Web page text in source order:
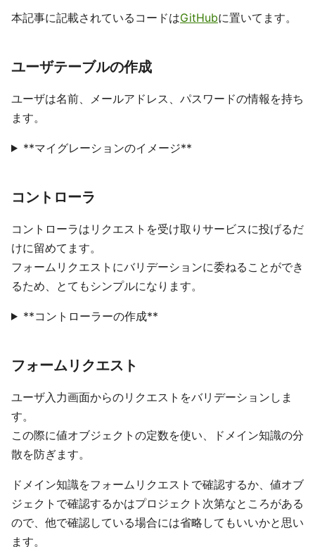
本記事に記載されているコードはGitHubに置いてます。
ユーザテーブルの作成
ユーザは名前、メールアドレス、パスワードの情報を持ち
ます。
**マイグレーションのイメージ**
コントローラ
コントローラはリクエストを受け取りサービスに投げるだ
けに留めてます。
フォームリクエストにバリデーションに委ねることができ
るため、とてもシンプルになります。
**コントローラーの作成**
フォームリクエスト
ユーザ入力画面からのリクエストをバリデーションしま
す。
この際に値オブジェクトの定数を使い、ドメイン知識の分
散を防ぎます。
ドメイン知識をフォームリクエストで確認するか、値オブ
ジェクトで確認するかはプロジェクト次第なところがある
ので、他で確認している場合には省略してもいいかと思い
ます。